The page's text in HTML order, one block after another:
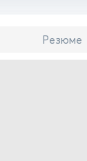
Резюме